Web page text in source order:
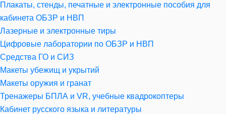
Плакаты, стенды, печатные и электронные пособия для
кабинета ОБЗР и НВП
Лазерные и электронные тиры
Цифровые лаборатории по ОБЗР и НВП
Средства ГО и СИЗ
Макеты убежищ и укрытий
Макеты оружия и гранат
Тренажеры БПЛА и VR, учебные квадрокоптеры
Кабинет русского языка и литературы